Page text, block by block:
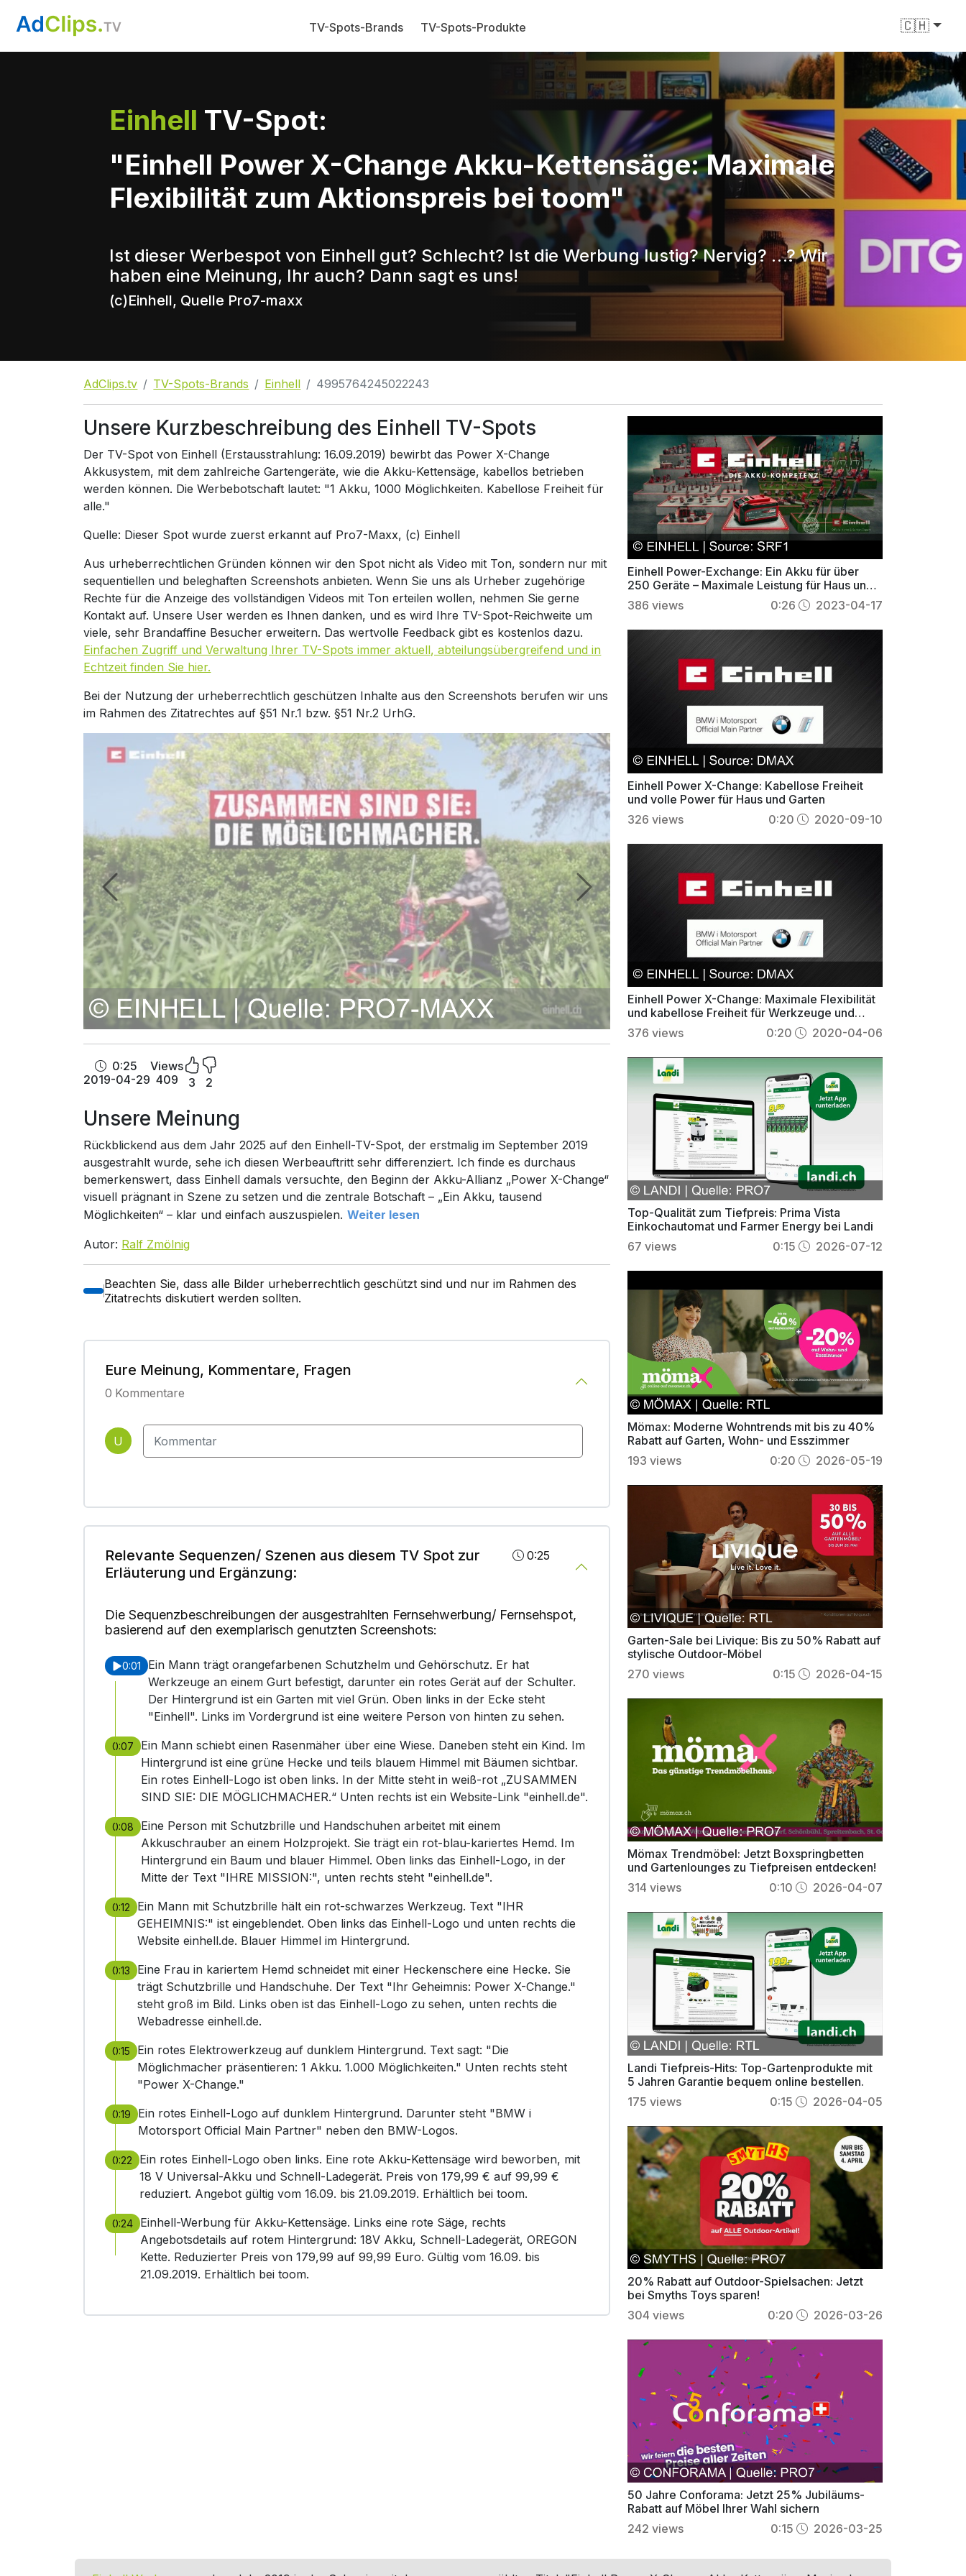
TV-Spots-Brands TV-Spots-Produkte 🇨🇭
Einhell TV-Spot:
"Einhell Power X-Change Akku-Kettensäge: Maximale
Flexibilität zum Aktionspreis bei toom"
Ist dieser Werbespot von Einhell gut? Schlecht? Ist die Werbung lustig? Nervig? …? Wir
haben eine Meinung, Ihr auch? Dann sagt es uns!
(c)Einhell, Quelle Pro7-maxx
AdClips.tv TV-Spots-Brands Einhell 4995764245022243
Unsere Kurzbeschreibung des Einhell TV-Spots
Der TV-Spot von Einhell (Erstausstrahlung: 16.09.2019) bewirbt das Power X-Change
Akkusystem, mit dem zahlreiche Gartengeräte, wie die Akku-Kettensäge, kabellos betrieben
werden können. Die Werbebotschaft lautet: "1 Akku, 1000 Möglichkeiten. Kabellose Freiheit für
alle."
Quelle: Dieser Spot wurde zuerst erkannt auf Pro7-Maxx, (c) Einhell
Aus urheberrechtlichen Gründen können wir den Spot nicht als Video mit Ton, sondern nur mit
sequentiellen und beleghaften Screenshots anbieten. Wenn Sie uns als Urheber zugehörige
Rechte für die Anzeige des vollständigen Videos mit Ton erteilen wollen, nehmen Sie gerne
Kontakt auf. Unsere User werden es Ihnen danken, und es wird Ihre TV-Spot-Reichweite um
viele, sehr Brandaffine Besucher erweitern. Das wertvolle Feedback gibt es kostenlos dazu.
Einfachen Zugriff und Verwaltung Ihrer TV-Spots immer aktuell, abteilungsübergreifend und in
Echtzeit finden Sie hier.
Bei der Nutzung der urheberrechtlich geschützen Inhalte aus den Screenshots berufen wir uns
im Rahmen des Zitatrechtes auf §51 Nr.1 bzw. §51 Nr.2 UrhG.
0:25
2019-04-29
Views
409
3 2
Unsere Meinung
Rückblickend aus dem Jahr 2025 auf den Einhell-TV-Spot, der erstmalig im September 2019
ausgestrahlt wurde, sehe ich diesen Werbeauftritt sehr differenziert. Ich finde es durchaus
bemerkenswert, dass Einhell damals versuchte, den Beginn der Akku-Allianz „Power X-Change“
visuell prägnant in Szene zu setzen und die zentrale Botschaft – „Ein Akku, tausend
Möglichkeiten“ – klar und einfach auszuspielen. Weiter lesen
Autor: Ralf Zmölnig
Beachten Sie, dass alle Bilder urheberrechtlich geschützt sind und nur im Rahmen des
Zitatrechts diskutiert werden sollten.
Eure Meinung, Kommentare, Fragen
0 Kommentare
U
Relevante Sequenzen/ Szenen aus diesem TV Spot zur
Erläuterung und Ergänzung:
0:25
Die Sequenzbeschreibungen der ausgestrahlten Fernsehwerbung/ Fernsehspot,
basierend auf den exemplarisch genutzten Screenshots:
0:01
Ein Mann trägt orangefarbenen Schutzhelm und Gehörschutz. Er hat
Werkzeuge an einem Gurt befestigt, darunter ein rotes Gerät auf der Schulter.
Der Hintergrund ist ein Garten mit viel Grün. Oben links in der Ecke steht
"Einhell". Links im Vordergrund ist eine weitere Person von hinten zu sehen.
0:07
Ein Mann schiebt einen Rasenmäher über eine Wiese. Daneben steht ein Kind. Im
Hintergrund ist eine grüne Hecke und teils blauem Himmel mit Bäumen sichtbar.
Ein rotes Einhell-Logo ist oben links. In der Mitte steht in weiß-rot „ZUSAMMEN
SIND SIE: DIE MÖGLICHMACHER.“ Unten rechts ist ein Website-Link "einhell.de".
0:08
Eine Person mit Schutzbrille und Handschuhen arbeitet mit einem
Akkuschrauber an einem Holzprojekt. Sie trägt ein rot-blau-kariertes Hemd. Im
Hintergrund ein Baum und blauer Himmel. Oben links das Einhell-Logo, in der
Mitte der Text "IHRE MISSION:", unten rechts steht "einhell.de".
0:12
Ein Mann mit Schutzbrille hält ein rot-schwarzes Werkzeug. Text "IHR
GEHEIMNIS:" ist eingeblendet. Oben links das Einhell-Logo und unten rechts die
Website einhell.de. Blauer Himmel im Hintergrund.
0:13
Eine Frau in kariertem Hemd schneidet mit einer Heckenschere eine Hecke. Sie
trägt Schutzbrille und Handschuhe. Der Text "Ihr Geheimnis: Power X-Change."
steht groß im Bild. Links oben ist das Einhell-Logo zu sehen, unten rechts die
Webadresse einhell.de.
0:15
Ein rotes Elektrowerkzeug auf dunklem Hintergrund. Text sagt: "Die
Möglichmacher präsentieren: 1 Akku. 1.000 Möglichkeiten." Unten rechts steht
"Power X-Change."
0:19
Ein rotes Einhell-Logo auf dunklem Hintergrund. Darunter steht "BMW i
Motorsport Official Main Partner" neben den BMW-Logos.
0:22
Ein rotes Einhell-Logo oben links. Eine rote Akku-Kettensäge wird beworben, mit
18 V Universal-Akku und Schnell-Ladegerät. Preis von 179,99 € auf 99,99 €
reduziert. Angebot gültig vom 16.09. bis 21.09.2019. Erhältlich bei toom.
0:24
Einhell-Werbung für Akku-Kettensäge. Links eine rote Säge, rechts
Angebotsdetails auf rotem Hintergrund: 18V Akku, Schnell-Ladegerät, OREGON
Kette. Reduzierter Preis von 179,99 auf 99,99 Euro. Gültig vom 16.09. bis
21.09.2019. Erhältlich bei toom.
Einhell Power-Exchange: Ein Akku für über
250 Geräte – Maximale Leistung für Haus und
Garten
386 views 0:26 2023-04-17
Einhell Power X-Change: Kabellose Freiheit
und volle Power für Haus und Garten
326 views 0:20 2020-09-10
Einhell Power X-Change: Maximale Flexibilität
und kabellose Freiheit für Werkzeuge und
Gartengeräte
376 views 0:20 2020-04-06
Top-Qualität zum Tiefpreis: Prima Vista
Einkochautomat und Farmer Energy bei Landi
67 views 0:15 2026-07-12
Mömax: Moderne Wohntrends mit bis zu 40%
Rabatt auf Garten, Wohn- und Esszimmer
193 views 0:20 2026-05-19
Garten-Sale bei Livique: Bis zu 50% Rabatt auf
stylische Outdoor-Möbel
270 views 0:15 2026-04-15
Mömax Trendmöbel: Jetzt Boxspringbetten
und Gartenlounges zu Tiefpreisen entdecken!
314 views 0:10 2026-04-07
Landi Tiefpreis-Hits: Top-Gartenprodukte mit
5 Jahren Garantie bequem online bestellen.
175 views 0:15 2026-04-05
20% Rabatt auf Outdoor-Spielsachen: Jetzt
bei Smyths Toys sparen!
304 views 0:20 2026-03-26
50 Jahre Conforama: Jetzt 25% Jubiläums-
Rabatt auf Möbel Ihrer Wahl sichern
242 views 0:15 2026-03-25